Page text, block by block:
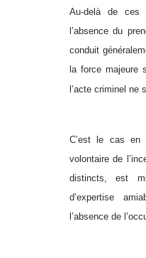
Au-delà de ces
l’absence du
conduit
la force majeure
l’acte criminel ne
C’est le cas en
volontaire de
distincts, est
d’expertise
l’absence de